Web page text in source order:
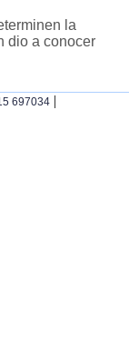
la
dio a conocer
697034 |